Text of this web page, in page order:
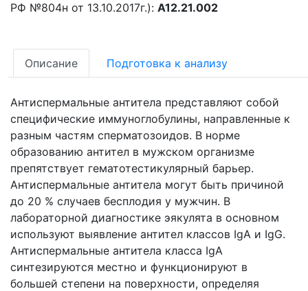
РФ №804н от 13.10.2017г.): A12.21.002
Описание Подготовка к анализу
Антиспермальные антитела представляют собой
специфические иммуноглобулины, направленные к
разным частям сперматозоидов. В норме
образованию антител в мужском организме
препятствует гематотестикулярный барьер.
Антиспермальные антитела могут быть причиной
до 20 % случаев бесплодия у мужчин. В
лабораторной диагностике эякулята в основном
используют выявление антител классов IgA и IgG.
Антиспермальные антитела класса IgA
синтезируются местно и функционируют в
большей степени на поверхности, определяя